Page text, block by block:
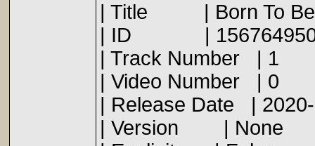
| Title | Born To Be
| ID |
| Track
| Video
| Release Date
| Version |